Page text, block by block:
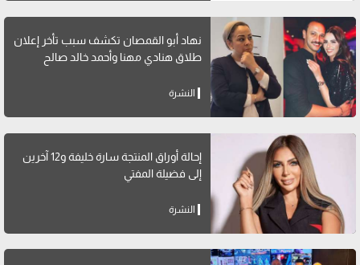
نهاد أبو القمصان تكشف سبب تأخر إعلان
طلاق هنادي مهنا وأحمد خالد صالح
النشرة
إحالة أوراق المنتجة سارة خليفة و12 آخرين
إلى فضيلة المفتي
النشرة